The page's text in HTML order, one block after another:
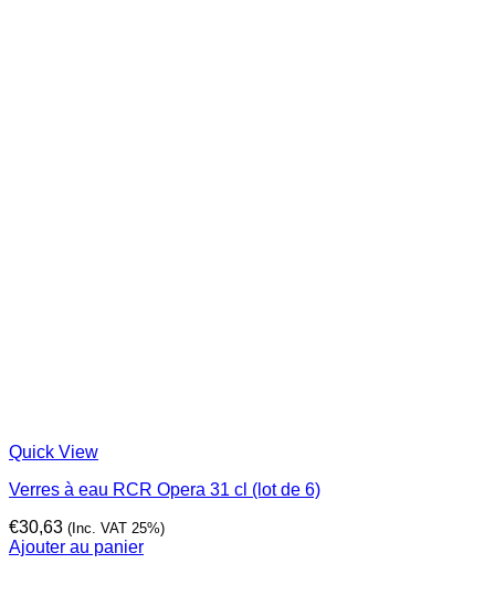
Quick View
Verres à eau RCR Opera 31 cl (lot de 6)
€30,63 (Inc. VAT 25%)
Ajouter au panier